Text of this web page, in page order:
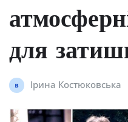
для
Ірина Костюковська